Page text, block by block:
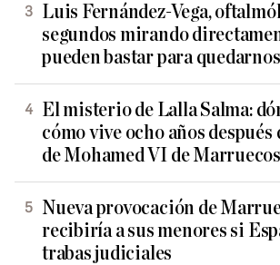
Luis Fernández-Vega,
segundos mirando
pueden bastar para
El misterio de Lalla Salma:
cómo vive ocho años
de Mohamed VI de Marruecos
Nueva provocación de
recibiría a sus menores si
trabas judiciales